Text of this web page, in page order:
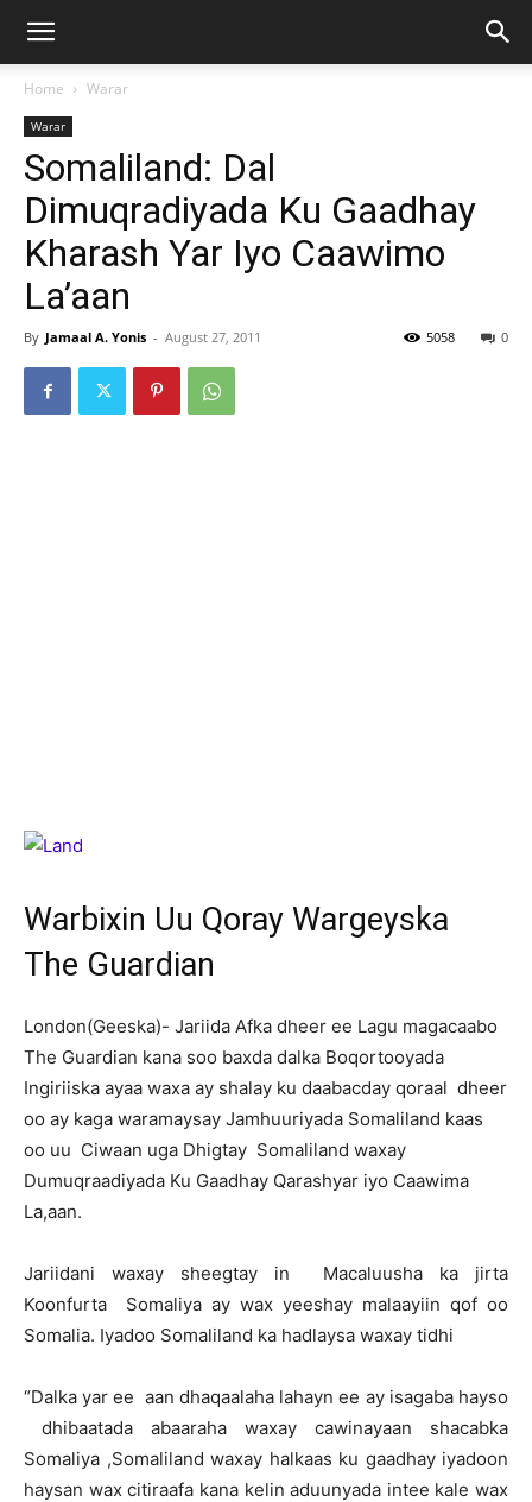
Home Warar
Warar
Somaliland: Dal
Dimuqradiyada Ku Gaadhay
Kharash Yar Iyo Caawimo
La’aan
By Jamaal A. Yonis - August 27, 2011 0
5058
Warbixin Uu Qoray Wargeyska
The Guardian
London(Geeska)- Jariida Afka dheer ee Lagu magacaabo
The Guardian kana soo baxda dalka Boqortooyada
Ingiriiska ayaa waxa ay shalay ku daabacday qoraal dheer
oo ay kaga waramaysay Jamhuuriyada Somaliland kaas
oo uu Ciwaan uga Dhigtay Somaliland waxay
Dumuqraadiyada Ku Gaadhay Qarashyar iyo Caawima
La,aan.
Jariidani waxay sheegtay in Macaluusha ka jirta
Koonfurta Somaliya ay wax yeeshay malaayiin qof oo
Somalia. Iyadoo Somaliland ka hadlaysa waxay tidhi
“Dalka yar ee aan dhaqaalaha lahayn ee ay isagaba hayso
dhibaatada abaaraha waxay cawinayaan shacabka
Somaliya ,Somaliland waxay halkaas ku gaadhay iyadoon
haysan wax citiraafa kana kelin aduunyada intee kale wax